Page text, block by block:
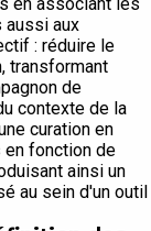
aussi aux
: réduire le
transformant
de
contexte de la
curation en
fonction de
ainsi un
au sein d'un outil